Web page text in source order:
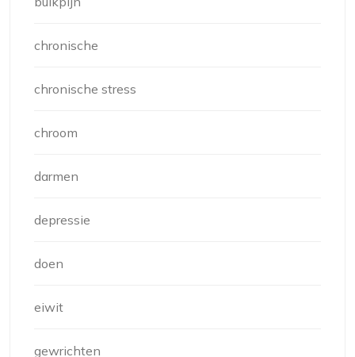
chronische
chronische stress
chroom
darmen
depressie
doen
eiwit
gewrichten